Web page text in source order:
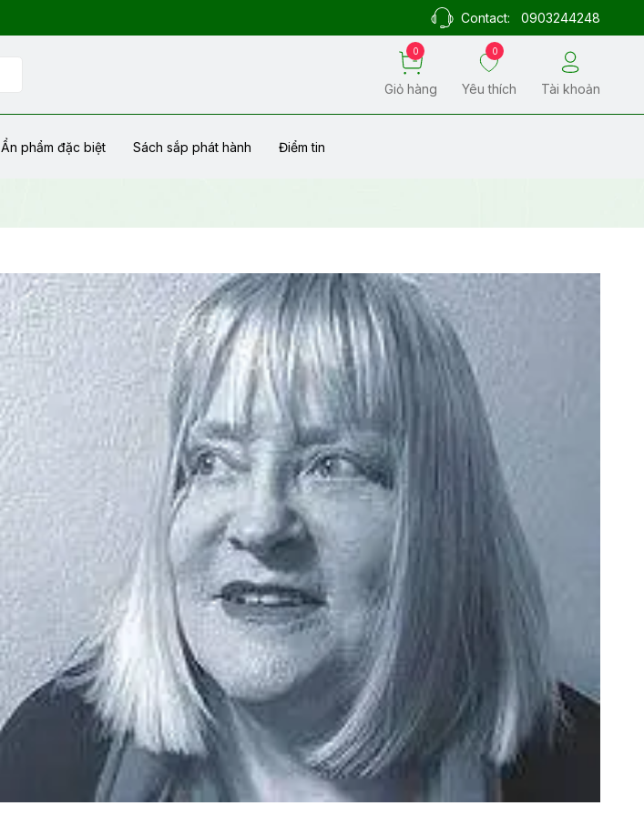
Contact: 0903244248
0
Giỏ hàng
0
Yêu thích Tài khoản
Ẩn phẩm đặc biệt Sách sắp phát hành Điểm tin